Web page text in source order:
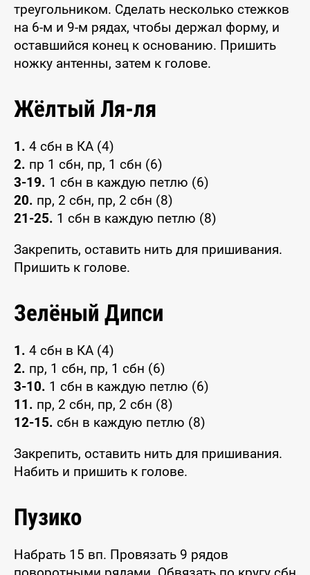
треугольником. Сделать несколько стежков
на 6-м и 9-м рядах, чтобы держал форму, и
оставшийся конец к основанию. Пришить
ножку антенны, затем к голове.
Жёлтый Ля-ля
1. 4 сбн в КА (4)
2. пр 1 сбн, пр, 1 сбн (6)
3-19. 1 сбн в каждую петлю (6)
20. пр, 2 сбн, пр, 2 сбн (8)
21-25. 1 сбн в каждую петлю (8)
Закрепить, оставить нить для пришивания.
Пришить к голове.
Зелёный Дипси
1. 4 сбн в КА (4)
2. пр, 1 сбн, пр, 1 сбн (6)
3-10. 1 сбн в каждую петлю (6)
11. пр, 2 сбн, пр, 2 сбн (8)
12-15. сбн в каждую петлю (8)
Закрепить, оставить нить для пришивания.
Набить и пришить к голове.
Пузико
Набрать 15 вп. Провязать 9 рядов